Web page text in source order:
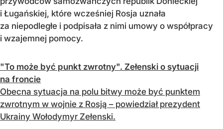
i Ługańskiej, które wcześniej Rosja uznała
za niepodległe i podpisała z nimi umowy o współpracy
i wzajemnej pomocy.
"To może być punkt zwrotny". Zełenski o sytuacji
na froncie
Obecna sytuacja na polu bitwy może być punktem
zwrotnym w wojnie z Rosją – powiedział prezydent
Ukrainy Wołodymyr Zełenski.